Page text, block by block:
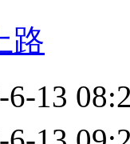
路
6-13